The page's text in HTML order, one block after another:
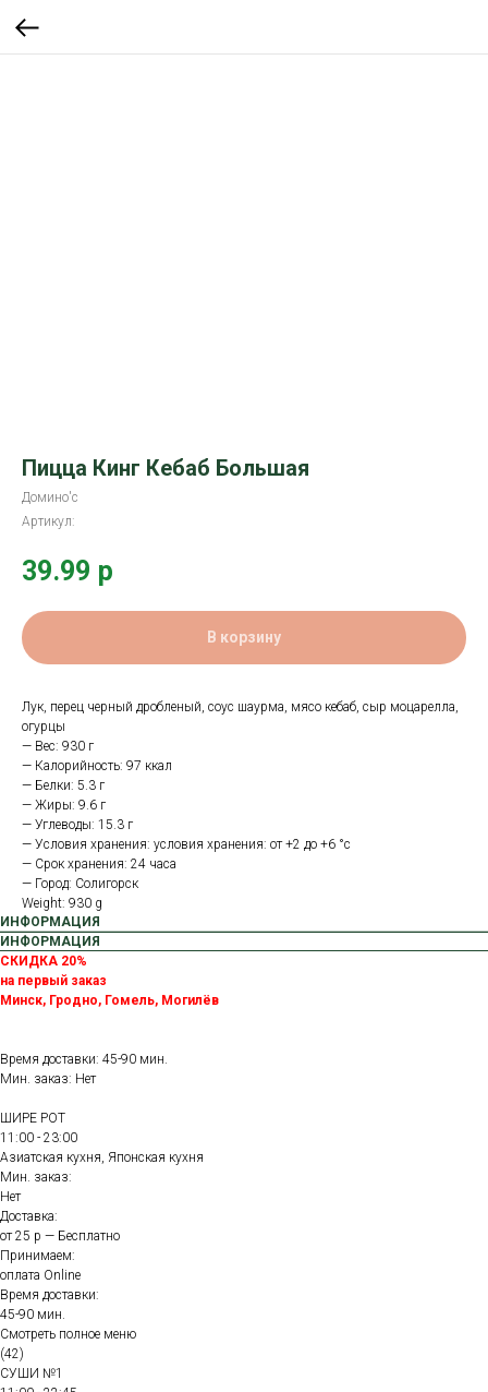
Пицца Кинг Кебаб Большая
Домино'с
Артикул:
39.99 р
В корзину
Лук, перец черный дробленый, соус шаурма, мясо кебаб, сыр моцарелла,
огурцы
— Вес: 930 г
— Калорийность: 97 ккал
— Белки: 5.3 г
— Жиры: 9.6 г
— Углеводы: 15.3 г
— Условия хранения: условия хранения: от +2 до +6 °с
— Срок хранения: 24 часа
— Город: Солигорск
Weight: 930 g
ИНФОРМАЦИЯ
ИНФОРМАЦИЯ
СКИДКА 20%
на первый заказ
Минск, Гродно, Гомель, Могилёв
Время доставки: 45-90 мин.
Мин. заказ: Нет
ШИРЕ РОТ
11:00 - 23:00
Азиатская кухня, Японская кухня
Мин. заказ:
Нет
Доставка:
от 25 р — Бесплатно
Принимаем:
оплата Online
Время доставки:
45-90 мин.
Смотреть полное меню
(42)
СУШИ №1